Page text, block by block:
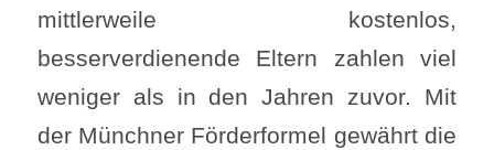
mittlerweile kostenlos,
besserverdienende Eltern zahlen viel
weniger als in den Jahren zuvor. Mit
der Münchner Förderformel gewährt die